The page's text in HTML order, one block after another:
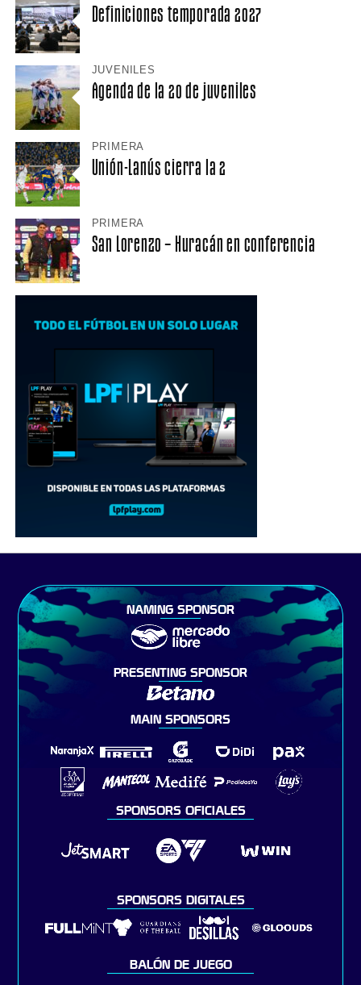
Definiciones temporada 2027
JUVENILES
Agenda de la 20 de juveniles
PRIMERA
Unión-Lanús cierra la 2
PRIMERA
San Lorenzo – Huracán en conferencia
NAMING SPONSOR
PRESENTING SPONSOR
MAIN SPONSORS
SPONSORS OFICIALES
SPONSORS DIGITALES
BALÓN DE JUEGO